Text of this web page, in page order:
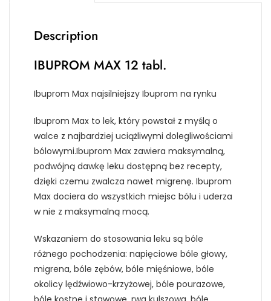
Description
IBUPROM MAX 12 tabl.
Ibuprom Max najsilniejszy Ibuprom na rynku
Ibuprom Max to lek, który powstał z myślą o
walce z najbardziej uciążliwymi dolegliwościami
bólowymi.Ibuprom Max zawiera maksymalną,
podwójną dawkę leku dostępną bez recepty,
dzięki czemu zwalcza nawet migrenę. Ibuprom
Max dociera do wszystkich miejsc bólu i uderza
w nie z maksymalną mocą.
Wskazaniem do stosowania leku są bóle
różnego pochodzenia: napięciowe bóle głowy,
migrena, bóle zębów, bóle mięśniowe, bóle
okolicy lędźwiowo-krzyżowej, bóle pourazowe,